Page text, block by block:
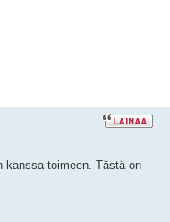
kanssa toimeen. Tästä on